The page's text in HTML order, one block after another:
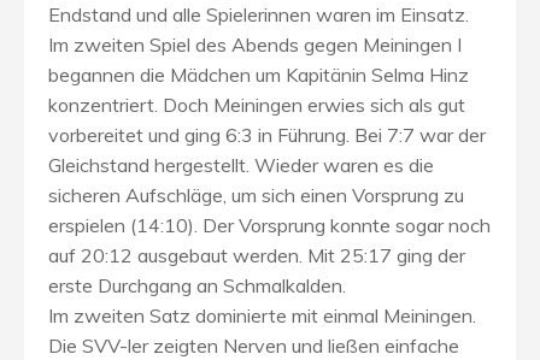
Endstand und alle Spielerinnen waren im Einsatz.
Im zweiten Spiel des Abends gegen Meiningen I
begannen die Mädchen um Kapitänin Selma Hinz
konzentriert. Doch Meiningen erwies sich als gut
vorbereitet und ging 6:3 in Führung. Bei 7:7 war der
Gleichstand hergestellt. Wieder waren es die
sicheren Aufschläge, um sich einen Vorsprung zu
erspielen (14:10). Der Vorsprung konnte sogar noch
auf 20:12 ausgebaut werden. Mit 25:17 ging der
erste Durchgang an Schmalkalden.
Im zweiten Satz dominierte mit einmal Meiningen.
Die SVV-ler zeigten Nerven und ließen einfache